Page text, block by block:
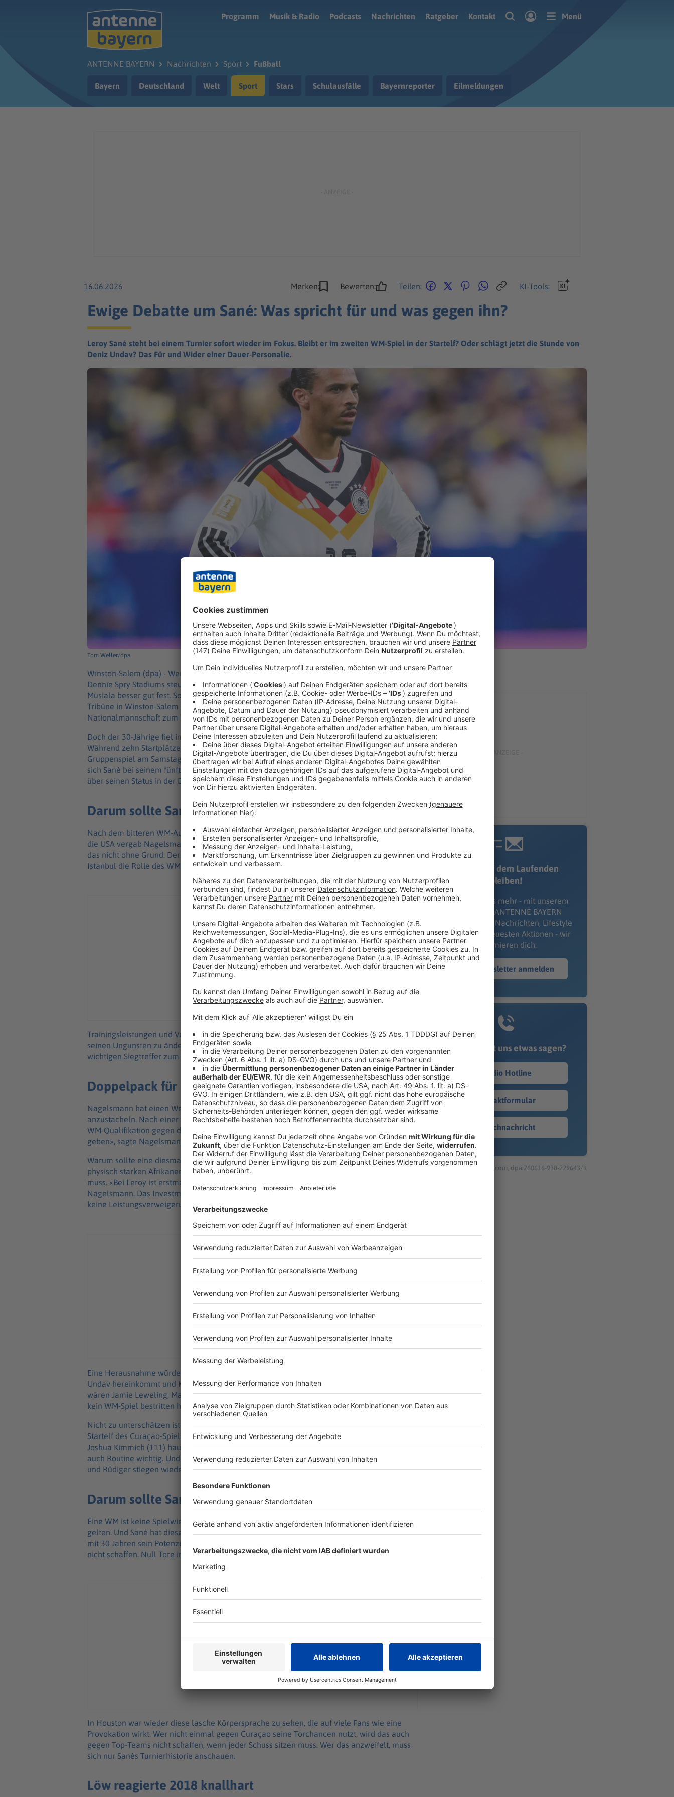
Programm
Musik & Radio Podcasts Nachrichten Ratgeber Kontakt Menü
ANTENNE BAYERN Nachrichten Sport Fußball
Bayern Deutschland Welt Sport Stars Schulausfälle Bayernreporter Eilmeldungen
16.06.2026 Merken: Bewerten: Teilen: KI-Tools:
Ewige Debatte um Sané: Was spricht für und was gegen ihn?
Leroy Sané steht bei einem Turnier sofort wieder im Fokus. Bleibt er im zweiten WM-Spiel in der Startelf? Oder schlägt jetzt die Stunde von
Deniz Undav? Das Für und Wider einer Dauer-Personalie.
Tom Weller/dpa
Winston-Salem (dpa) - Wenn Leroy Sané das Golf-Cart auf das Trainingsgelände des W.
Dennie Spry Stadiums steuert, halten sich seine Mitfahrer Antonio Rüdiger und Jamal
Musiala besser gut fest. So schwungvoll der Offensivspieler das Elektro-Gefährt hinter der
Tribüne in Winston-Salem einparkt, hätten ihn viele gerne beim 7:1-Torfest der Fußball-
Nationalmannschaft zum WM-Start gegen Curaçao gesehen.
Doch der 30-Jährige fiel im Leistungsvergleich mit seinen Kollegen ab - wieder einmal.
Während zehn Startplätze in der Elf von Julian Nagelsmann auch für das zweite
Gruppenspiel am Samstag (22.30 Uhr/ZDF und MagentaTV) unstrittig vergeben sind, sieht
sich Sané bei seinem fünften großen Turnier sofort wieder einer öffentlichen Diskussion
über seinen Status in der DFB-Elf ausgesetzt.
Darum sollte Sané in der Startelf bleiben
Nach dem bitteren WM-Ausfall von Lennart Karl am Vortag der WM-Generalprobe gegen
die USA vergab Nagelsmann den vakanten Startplatz auf dem rechten Flügel an Sané - und
das nicht ohne Grund. Der Bundestrainer hatte den schnellen Flügelflitzer von Galatasaray
Istanbul die Rolle des WM-Herausforderers für diese Position zugedacht.
Trainingsleistungen und Verhalten Sanés gaben keinen Anlass, diese Hackordnung zu
seinen Ungunsten zu ändern. Und Sané lieferte. Er schoss den für das WM-Momentum
wichtigen Siegtreffer zum 2:1 in Chicago.
Doppelpack für das WM-Ticket
Nagelsmann hat einen Weg gefunden, seinen früheren Münchner Club-Spieler
anzustacheln. Nach einer klaren Ansage im November steuerte er zwei Tore zum 6:0 in der
WM-Qualifikation gegen die Slowakei bei. «Er ist ein Spieler, der alles kann. Er muss nur alles
geben», sagte Nagelsmann damals.
Warum sollte eine diesmal interne Ansprache nicht auch für das Spiel in Toronto gegen die
physisch starken Afrikaner funktionieren? Der Bundestrainer weiß, wie er Sané anpacken
muss. «Bei Leroy ist erstmal die Bewertungsgrundlage, wie viel er investiert», sagte
Nagelsmann. Das Investment gegen Curaçao war nicht das Problem, Sané demonstrierte
keine Leistungsverweigerung. Es fehlte nur der Torertrag.
Eine Herausnahme würde ohne echte Not die Teamstatik verändern, wenn Topjoker Deniz
Undav hereinkommt und Kai Havertz zurückgezogen würde. Positionsgetreue Alternativen
wären Jamie Leweling, Maximilian Beier oder womöglich Assan Ouedraogo, die alle noch
kein WM-Spiel bestritten haben.
Nicht zu unterschätzen ist Sanés Erfahrung aus 77 Länderspielen mit 17 Toren. In der
Startelf des Curaçao-Spiels haben nur Rekordtorwart Manuel Neuer (125) und Kapitän
Joshua Kimmich (111) häufiger das DFB-Trikot getragen. Wenn die Gegner besser werden, ist
auch Routine wichtig. Und nicht zu unterschätzen ist: Sané ist im Team sehr beliebt. Musiala
und Rüdiger stiegen wieder in das Golf-Cart für die Fahrt zum Trainingsplatz.
Darum sollte Sané nicht mehr in der Startelf stehen
Eine WM ist keine Spielwiese und kein Testballon. Für den Erfolg muss das Leistungsprinzip
gelten. Und Sané hat dieses in seiner mittlerweile langen Karriere vielfach nicht erfüllt. Wer
mit 30 Jahren sein Potenzial noch nie abgerufen hat, wenn es ernst wurde, wird es auch jetzt
nicht schaffen. Null Tore in 13 Turnierspielen lassen keinen Zweifel.
In Houston war wieder diese lasche Körpersprache zu sehen, die auf viele Fans wie eine
Provokation wirkt. Wer nicht einmal gegen Curaçao seine Torchancen nutzt, wird das auch
gegen Top-Teams nicht schaffen, wenn jeder Schuss sitzen muss. Wer das anzweifelt, muss
sich nur Sanés Turnierhistorie anschauen.
Löw reagierte 2018 knallhart
Immer auf dem Laufenden
bleiben!
Verpass' nichts mehr - mit unserem
kostenlosen ANTENNE BAYERN
Newsletter. Ob Nachrichten, Lifestyle
oder unsere neuesten Aktionen - wir
informieren dich.
Zum Newsletter anmelden
Du möchtest uns etwas sagen?
Studio Hotline
Kontaktformular
Sprachnachricht
© dpa-infocom, dpa:260616-930-229643/1